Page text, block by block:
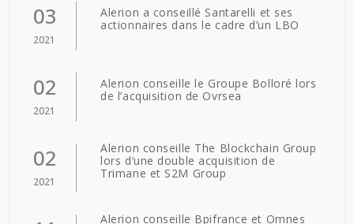
03
2021
Alerion a conseillé Santarelli et ses
actionnaires dans le cadre d’un LBO
02
2021
Alerion conseille le Groupe Bolloré lors
de l’acquisition de Ovrsea
02
2021
Alerion conseille The Blockchain Group
lors d’une double acquisition de
Trimane et S2M Group
Alerion conseille Bpifrance et Omnes